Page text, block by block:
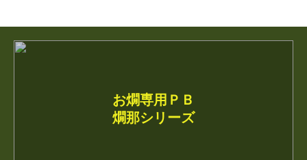
お燗専用ＰＢ
燗那シリーズ